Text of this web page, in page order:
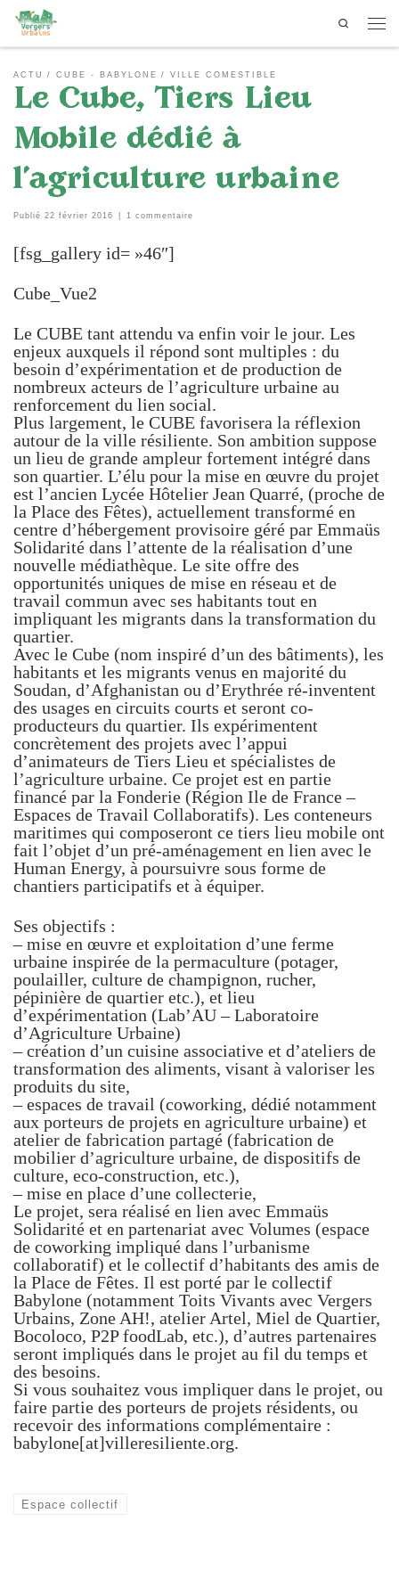
Passer au contenu
Search
ACTU CUBE - BABYLONE VILLE COMESTIBLE
Le Cube, Tiers Lieu
Mobile dédié à
l’agriculture urbaine
Publié 22 février 2016 1 commentaire
[fsg_gallery id= »46″]
Cube_Vue2
Le CUBE tant attendu va enfin voir le jour. Les
enjeux auxquels il répond sont multiples : du
besoin d’expérimentation et de production de
nombreux acteurs de l’agriculture urbaine au
renforcement du lien social.
Plus largement, le CUBE favorisera la réflexion
autour de la ville résiliente. Son ambition suppose
un lieu de grande ampleur fortement intégré dans
son quartier. L’élu pour la mise en œuvre du projet
est l’ancien Lycée Hôtelier Jean Quarré, (proche de
la Place des Fêtes), actuellement transformé en
centre d’hébergement provisoire géré par Emmaüs
Solidarité dans l’attente de la réalisation d’une
nouvelle médiathèque. Le site offre des
opportunités uniques de mise en réseau et de
travail commun avec ses habitants tout en
impliquant les migrants dans la transformation du
quartier.
Avec le Cube (nom inspiré d’un des bâtiments), les
habitants et les migrants venus en majorité du
Soudan, d’Afghanistan ou d’Erythrée ré-inventent
des usages en circuits courts et seront co-
producteurs du quartier. Ils expérimentent
concrètement des projets avec l’appui
d’animateurs de Tiers Lieu et spécialistes de
l’agriculture urbaine. Ce projet est en partie
financé par la Fonderie (Région Ile de France –
Espaces de Travail Collaboratifs). Les conteneurs
maritimes qui composeront ce tiers lieu mobile ont
fait l’objet d’un pré-aménagement en lien avec le
Human Energy, à poursuivre sous forme de
chantiers participatifs et à équiper.
Ses objectifs :
– mise en œuvre et exploitation d’une ferme
urbaine inspirée de la permaculture (potager,
poulailler, culture de champignon, rucher,
pépinière de quartier etc.), et lieu
d’expérimentation (Lab’AU – Laboratoire
d’Agriculture Urbaine)
– création d’un cuisine associative et d’ateliers de
transformation des aliments, visant à valoriser les
produits du site,
– espaces de travail (coworking, dédié notamment
aux porteurs de projets en agriculture urbaine) et
atelier de fabrication partagé (fabrication de
mobilier d’agriculture urbaine, de dispositifs de
culture, eco-construction, etc.),
– mise en place d’une collecterie,
Le projet, sera réalisé en lien avec Emmaüs
Solidarité et en partenariat avec Volumes (espace
de coworking impliqué dans l’urbanisme
collaboratif) et le collectif d’habitants des amis de
la Place de Fêtes. Il est porté par le collectif
Babylone (notamment Toits Vivants avec Vergers
Urbains, Zone AH!, atelier Artel, Miel de Quartier,
Bocoloco, P2P foodLab, etc.), d’autres partenaires
seront impliqués dans le projet au fil du temps et
des besoins.
Si vous souhaitez vous impliquer dans le projet, ou
faire partie des porteurs de projets résidents, ou
recevoir des informations complémentaire :
babylone[at]villeresiliente.org.
Espace collectif